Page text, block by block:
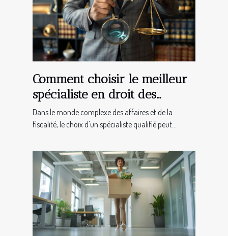
Comment choisir le meilleur
spécialiste en droit des
affaires et fiscalité
Dans le monde complexe des affaires et de la
fiscalité, le choix d'un spécialiste qualifié peut...